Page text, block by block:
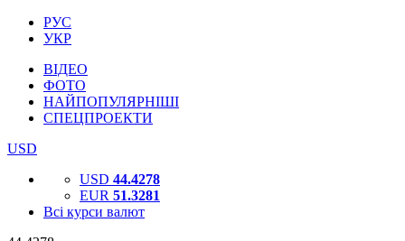
РУС
УКР
ВІДЕО
ФОТО
НАЙПОПУЛЯРНІШІ
СПЕЦПРОЕКТИ
USD
USD 44.4278
EUR 51.3281
Всі курси валют